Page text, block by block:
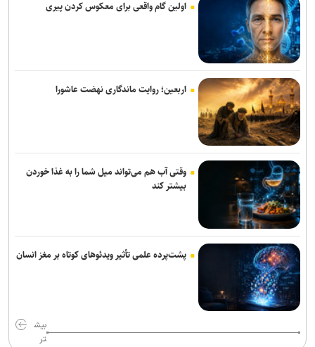
اربعین امسال جلوه‌ای از وفاداری امت اسلامی به قائد شهید بود
پیام تسلیت وزیر فرهنگ در پی درگذشت نویسنده پیشکسوت مطبوعات
«محمد حقیقی» درگذشت
«آبجی‌ها و آقاجان» در تالار حافظ روی صحنه می‌رود
اولین گام واقعی برای معکوس کردن پیری
اربعین؛ روایت ماندگاری نهضت عاشورا
وقتی آب هم می‌تواند میل شما را به غذا خوردن
بیشتر کند
پشت‌پرده علمی تأثیر ویدئو‌های کوتاه بر مغز انسان
بیش
تر